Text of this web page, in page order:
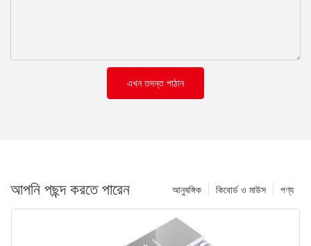
এখন তদন্ত পাঠান
আপনি পছন্দ করতে পারেন পণ্য
কিবোর্ড ও মাউস
আনুষঙ্গিক